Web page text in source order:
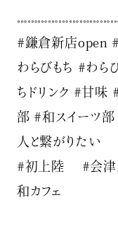
#鎌倉新店open
わらびもち #わら
ちドリンク #甘味
部 #和スイーツ部
人と繋がりたい
#初上陸 #会津
和カフェ